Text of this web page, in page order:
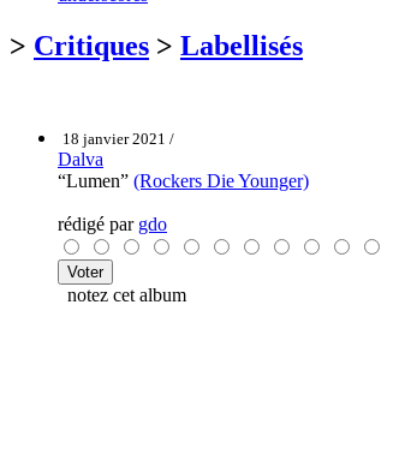
> Critiques > Labellisés
18 janvier 2021 /
Dalva
“Lumen” (Rockers Die Younger)
rédigé par gdo
notez cet album